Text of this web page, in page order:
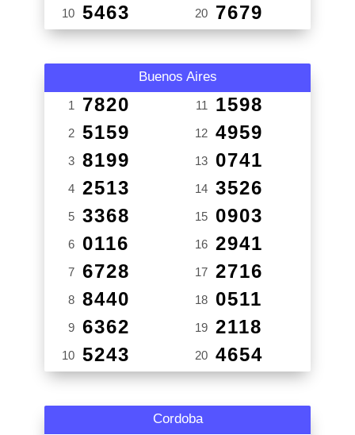
10 5463 20 7679
Buenos Aires
1 7820
2 5159
3 8199
4 2513
5 3368
6 0116
7 6728
8 8440
9 6362
10 5243
11 1598
12 4959
13 0741
14 3526
15 0903
16 2941
17 2716
18 0511
19 2118
20 4654
Cordoba